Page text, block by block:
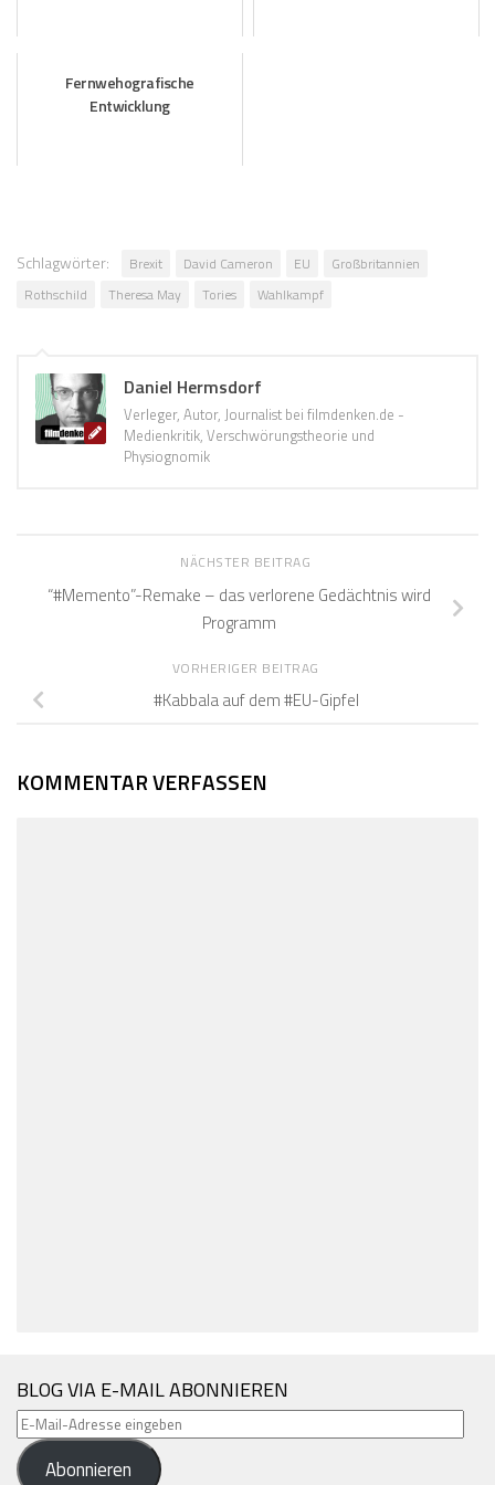
Fernwehografische
Entwicklung
Schlagwörter: Brexit David Cameron EU
Großbritannien
Rothschild
Theresa May Tories Wahlkampf
Daniel Hermsdorf
Verleger, Autor, Journalist bei filmdenken.de -
Medienkritik, Verschwörungstheorie und
Physiognomik
NÄCHSTER BEITRAG
“#Memento”-Remake – das verlorene Gedächtnis wird
Programm
VORHERIGER BEITRAG
#Kabbala auf dem #EU-Gipfel
KOMMENTAR VERFASSEN
BLOG VIA E-MAIL ABONNIEREN
E-
Mail-
AdresseAbonnieren